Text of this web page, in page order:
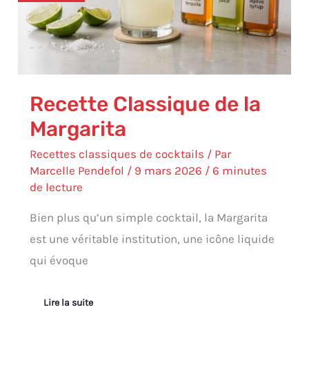
Recette Classique de la
Margarita
Recettes classiques de cocktails / Par
Marcelle Pendefol / 9 mars 2026 / 6 minutes
de lecture
Bien plus qu’un simple cocktail, la Margarita
est une véritable institution, une icône liquide
qui évoque
Lire la suite